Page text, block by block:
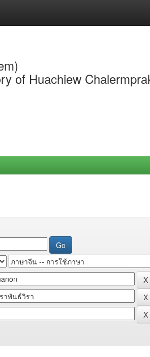
of Huachiew